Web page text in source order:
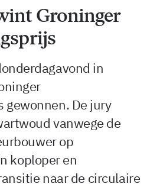
Groninger
in
gewonnen. De jury
vanwege de
op
koploper en
naar de circulaire